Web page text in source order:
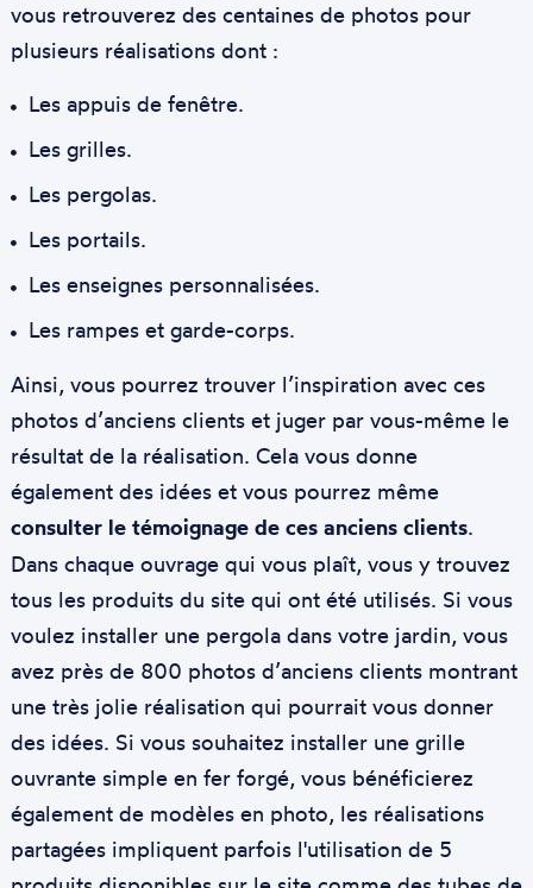
vous retrouverez des centaines de photos pour
plusieurs réalisations dont :
Les appuis de fenêtre.
Les grilles.
Les pergolas.
Les portails.
Les enseignes personnalisées.
Les rampes et garde-corps.
Ainsi, vous pourrez trouver l’inspiration avec ces
photos d’anciens clients et juger par vous-même le
résultat de la réalisation. Cela vous donne
également des idées et vous pourrez même
consulter le témoignage de ces anciens clients.
Dans chaque ouvrage qui vous plaît, vous y trouvez
tous les produits du site qui ont été utilisés. Si vous
voulez installer une pergola dans votre jardin, vous
avez près de 800 photos d’anciens clients montrant
une très jolie réalisation qui pourrait vous donner
des idées. Si vous souhaitez installer une grille
ouvrante simple en fer forgé, vous bénéficierez
également de modèles en photo, les réalisations
partagées impliquent parfois l'utilisation de 5